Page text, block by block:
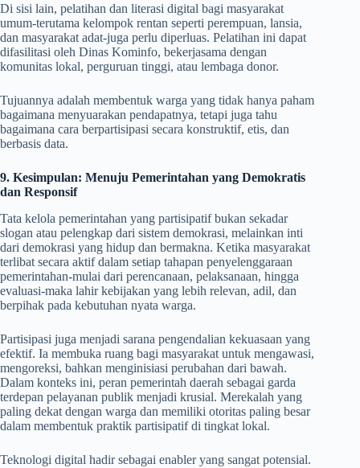
Di sisi lain, pelatihan dan literasi digital bagi masyarakat
umum-terutama kelompok rentan seperti perempuan, lansia,
dan masyarakat adat-juga perlu diperluas. Pelatihan ini dapat
difasilitasi oleh Dinas Kominfo, bekerjasama dengan
komunitas lokal, perguruan tinggi, atau lembaga donor.
Tujuannya adalah membentuk warga yang tidak hanya paham
bagaimana menyuarakan pendapatnya, tetapi juga tahu
bagaimana cara berpartisipasi secara konstruktif, etis, dan
berbasis data.
9. Kesimpulan: Menuju Pemerintahan yang Demokratis
dan Responsif
Tata kelola pemerintahan yang partisipatif bukan sekadar
slogan atau pelengkap dari sistem demokrasi, melainkan inti
dari demokrasi yang hidup dan bermakna. Ketika masyarakat
terlibat secara aktif dalam setiap tahapan penyelenggaraan
pemerintahan-mulai dari perencanaan, pelaksanaan, hingga
evaluasi-maka lahir kebijakan yang lebih relevan, adil, dan
berpihak pada kebutuhan nyata warga.
Partisipasi juga menjadi sarana pengendalian kekuasaan yang
efektif. Ia membuka ruang bagi masyarakat untuk mengawasi,
mengoreksi, bahkan menginisiasi perubahan dari bawah.
Dalam konteks ini, peran pemerintah daerah sebagai garda
terdepan pelayanan publik menjadi krusial. Merekalah yang
paling dekat dengan warga dan memiliki otoritas paling besar
dalam membentuk praktik partisipatif di tingkat lokal.
Teknologi digital hadir sebagai enabler yang sangat potensial.